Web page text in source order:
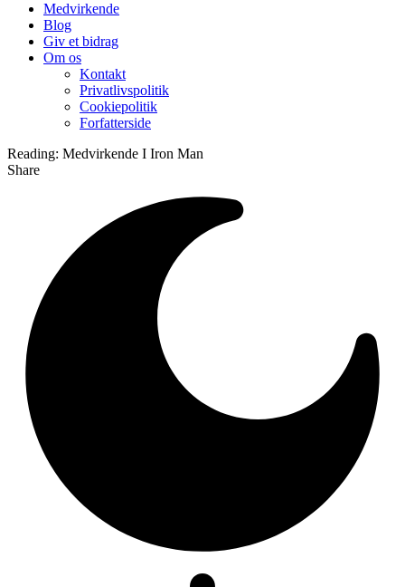
Medvirkende
Blog
Giv et bidrag
Om os
Kontakt
Privatlivspolitik
Cookiepolitik
Forfatterside
Reading: Medvirkende I Iron Man
Share